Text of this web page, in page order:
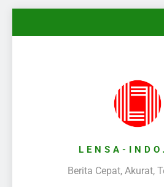
LENSA-
Berita Cepat, Akurat,